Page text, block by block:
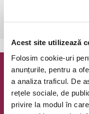
Acest site utilizează
Folosim cookie-uri
anunțurile, pentru a
a analiza traficul. De
rețele sociale, de
privire la modul în
Bucuresti, Teatrul
Oferte exclusive si o